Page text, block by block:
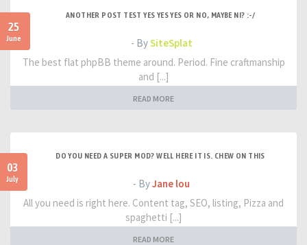
25
June
ANOTHER POST TEST YES YES YES OR NO, MAYBE NI? :-/
- BySiteSplat
The best flat phpBB theme around. Period. Fine craftmanship
and [...]
READ MORE
03
July
DO YOU NEED A SUPER MOD? WELL HERE IT IS. CHEW ON THIS
- ByJane lou
All you need is right here. Content tag, SEO, listing, Pizza and
spaghetti [...]
READ MORE